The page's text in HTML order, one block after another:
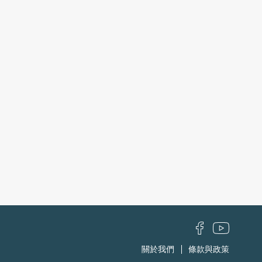
關於我們
條款與政策